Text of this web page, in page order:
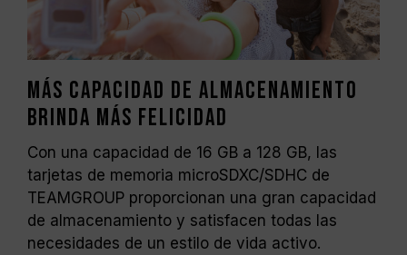
Más capacidad de almacenamiento
brinda más felicidad
Con una capacidad de 16 GB a 128 GB, las
tarjetas de memoria microSDXC/SDHC de
TEAMGROUP proporcionan una gran capacidad
de almacenamiento y satisfacen todas las
necesidades de un estilo de vida activo.